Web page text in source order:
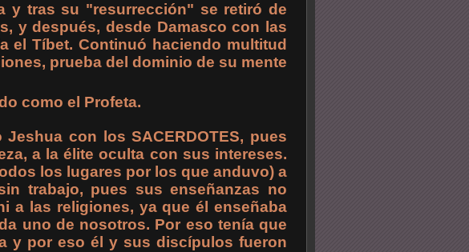
y tras su "resurrección" se retiró de
y después, desde Damasco con las
el Tíbet. Continuó haciendo multitud
prueba del dominio de su mente
como el Profeta.
con los SACERDOTES, pues
a la élite oculta con sus intereses.
los lugares por los que anduvo) a
trabajo, pues sus enseñanzas no
a las religiones, ya que él enseñaba
uno de nosotros. Por eso tenía que
y por eso él y sus discípulos fueron